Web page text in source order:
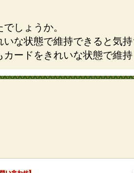
しょうか。
いな状態で維持できると気
カードをきれいな状態で維